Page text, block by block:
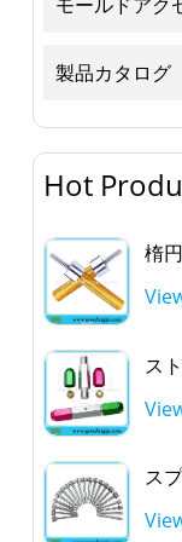
製品カタログ
Hot
楕
ス